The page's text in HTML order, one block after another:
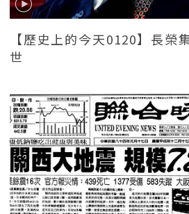
【歷史上的今天0120】長榮
世